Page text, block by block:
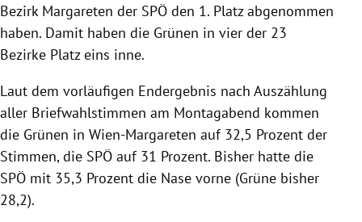
Bezirk Margareten der SPÖ den 1. Platz abgenommen
haben. Damit haben die Grünen in vier der 23
Bezirke Platz eins inne.
Laut dem vorläufigen Endergebnis nach Auszählung
aller Briefwahlstimmen am Montagabend kommen
die Grünen in Wien-Margareten auf 32,5 Prozent der
Stimmen, die SPÖ auf 31 Prozent. Bisher hatte die
SPÖ mit 35,3 Prozent die Nase vorne (Grüne bisher
28,2).